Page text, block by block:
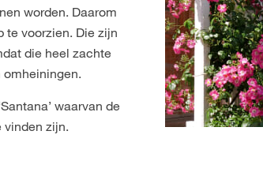
worden. Daarom
te voorzien. Die zijn
die heel zachte
waarvan de
vinden zijn.